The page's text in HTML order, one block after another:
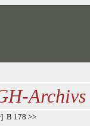
Archivs
] B 178 >>